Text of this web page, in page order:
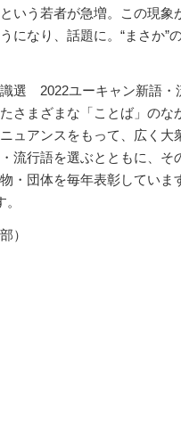
いう若者が急増。この現象
になり、話題に。“まさか”
識選 2022ユーキャン新語・
さまざまな「ことば」のな
ュアンスをもって、広く大
流行語を選ぶとともに、そ
・団体を毎年表彰していま
）